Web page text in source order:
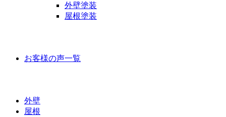
外壁塗装
屋根塗装
お客様の声一覧
外壁
屋根